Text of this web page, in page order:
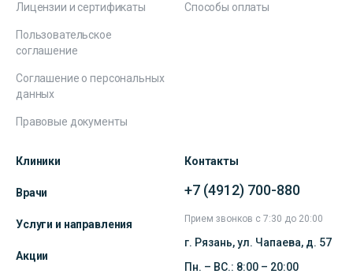
Лицензии и сертификаты
Пользовательское
соглашение
Соглашение о персональных
данных
Правовые документы
Способы оплаты
Клиники
Врачи
Услуги и направления
Акции
Контакты
+7 (4912) 700-880
Прием звонков с 7:30 до 20:00
г. Рязань, ул. Чапаева, д. 57
Пн. – ВС.: 8:00 – 20:00